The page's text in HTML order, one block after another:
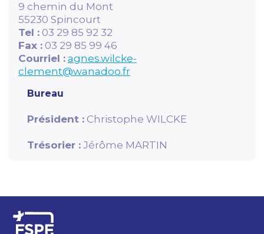
9 chemin du Mont
55230 Spincourt
Tel : 03 29 85 92 32
Fax : 03 29 85 99 46
Courriel : agnes.wilcke-
clement@wanadoo.fr
Bureau
Président : Christophe WILCKE
Trésorier : Jérôme MARTIN